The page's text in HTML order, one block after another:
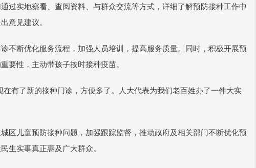
过实地察看、查阅资料、与群众交流等方式，详细了解预防接种工作中
意见建议。
不断优化服务流程，加强人员培训，提高服务质量。同时，积极开展预
要性，主动带孩子按时接种疫苗。
有了新的接种门诊，方便多了。人大代表为我们老百姓办了一件大实
区儿童预防接种问题，加强跟踪监督，推动政府及相关部门不断优化预
生实事真正惠及广大群众。